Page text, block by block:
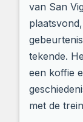
van San
tekende.
een koffie
met de